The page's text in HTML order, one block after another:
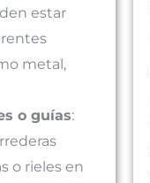
estar
metal,
o guías:
o rieles en